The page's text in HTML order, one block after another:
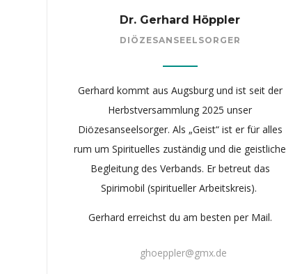
Dr. Gerhard Höppler
DIÖZESANSEELSORGER
Gerhard kommt aus Augsburg und ist seit der
Herbstversammlung 2025 unser
Diözesanseelsorger. Als „Geist“ ist er für alles
rum um Spirituelles zuständig und die geistliche
Begleitung des Verbands. Er betreut das
Spirimobil (spiritueller Arbeitskreis).
Gerhard erreichst du am besten per Mail.
ghoeppler@gmx.de